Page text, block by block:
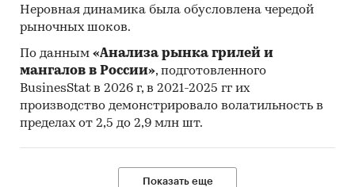
Неровная динамика была обусловлена чередой
рыночных шоков.
По данным «Анализа рынка грилей и
мангалов в России», подготовленного
BusinesStat в 2026 г, в 2021-2025 гг их
производство демонстрировало волатильность в
пределах от 2,5 до 2,9 млн шт.
Показать еще